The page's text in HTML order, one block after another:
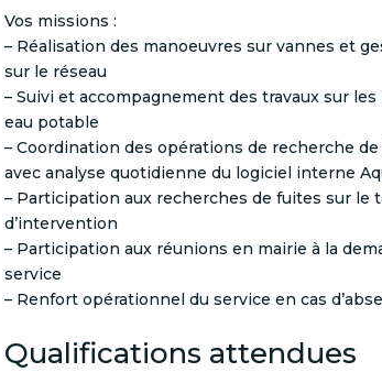
Vos missions :
– Réalisation des manoeuvres sur vannes et
sur le réseau
– Suivi et accompagnement des travaux sur
eau potable
– Coordination des opérations de recherche
avec analyse quotidienne du logiciel interne
– Participation aux recherches de fuites sur le
d’intervention
– Participation aux réunions en mairie à la
service
– Renfort opérationnel du service en cas
Qualifications attendues